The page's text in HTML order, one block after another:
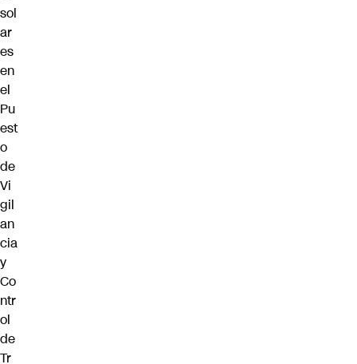
sol
ar
es
en
el
Pu
est
o
de
Vi
gil
an
cia
y
Co
ntr
ol
de
Tr